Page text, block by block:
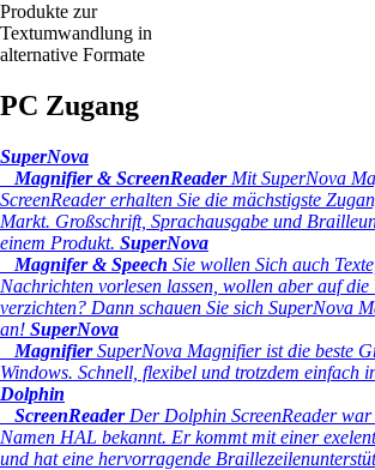
Produkte zur
Textumwandlung in
alternative Formate
PC Zugang
SuperNova
Magnifier & ScreenReaderMit SuperNova
ScreenReader erhalten Sie die mächstigste
Markt. Großschrift, Sprachausgabe und
einem Produkt. SuperNova
Magnifer & Speech Sie wollen Sich auch
Nachrichten vorlesen lassen, wollen aber auf
verzichten? Dann schauen Sie sich SuperNova
an! SuperNova
MagnifierSuperNova Magnifier ist die beste
Windows. Schnell, flexibel und trotzdem einfach
Dolphin
ScreenReaderDer Dolphin ScreenReader war
Namen HAL bekannt. Er kommt mit einer
und hat eine hervorragende